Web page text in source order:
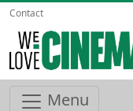
Contact
Menu